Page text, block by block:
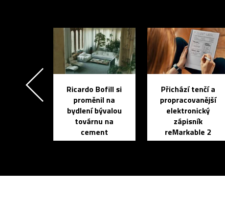
Ricardo Bofill si
proměnil na
bydlení bývalou
továrnu na
cement
Přichází tenčí a
propracovanější
elektronický
zápisník
reMarkable 2